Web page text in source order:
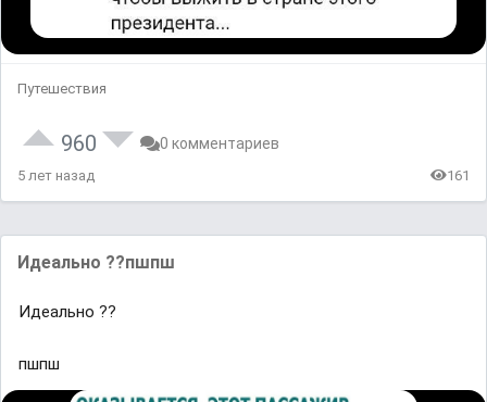
Путешествия
960 0 комментариев
5 лет назад 161
Идеально ??пшпш
Идеально ??
пшпш